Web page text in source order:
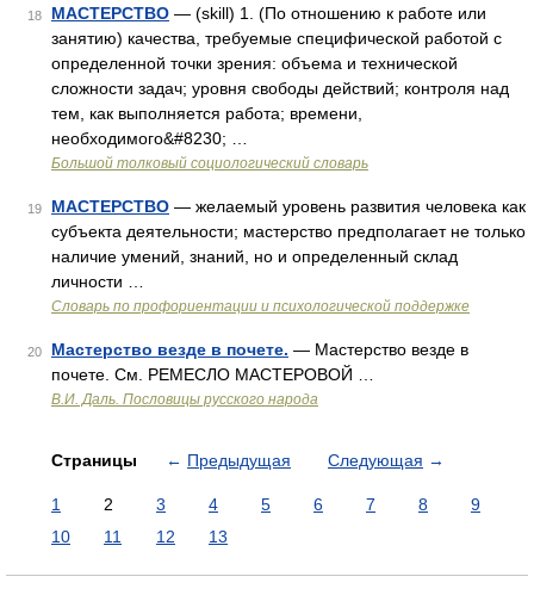
18 МАСТЕРСТВО — (skill) 1. (По отношению к работе или
занятию) качества, требуемые специфической работой с
определенной точки зрения: объема и технической
сложности задач; уровня свободы действий; контроля над
тем, как выполняется работа; времени,
необходимого&#8230; …
Большой толковый социологический словарь
19 МАСТЕРСТВО — желаемый уровень развития человека как
субъекта деятельности; мастерство предполагает не только
наличие умений, знаний, но и определенный склад
личности …
Словарь по профориентации и психологической поддержке
20 Мастерство везде в почете. — Мастерство везде в
почете. См. РЕМЕСЛО МАСТЕРОВОЙ …
В.И. Даль. Пословицы русского народа
Страницы ← Предыдущая Следующая →
1 2 3 4 5 6 7 8
9
10
11 12 13